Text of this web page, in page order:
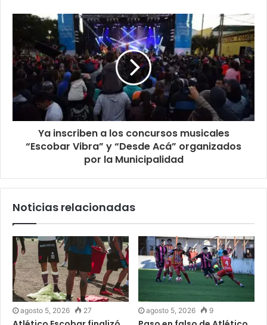
Ya inscriben a los concursos musicales
“Escobar Vibra” y “Desde Acá” organizados
por la Municipalidad
Noticias relacionadas
agosto 5, 2026 27 agosto 5, 2026 9